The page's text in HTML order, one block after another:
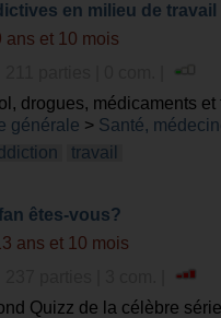
en milieu de travail
ans et 10 mois
drogues, médicaments et
générale > Santé,
travail
êtes-vous?
ans et 10 mois
Quizz de la célèbre